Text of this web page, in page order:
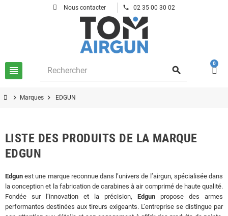
Nous contacter phone 02 35 00 30 02
view_headline search
0
chevron_right Marques chevron_right EDGUN
LISTE DES PRODUITS DE LA MARQUE
EDGUN
Edgun est une marque reconnue dans l’univers de l’airgun, spécialisée dans
la conception et la fabrication de carabines à air comprimé de haute qualité.
Fondée sur l’innovation et la précision, Edgun propose des armes
performantes destinées aux tireurs exigeants. L’entreprise se distingue par